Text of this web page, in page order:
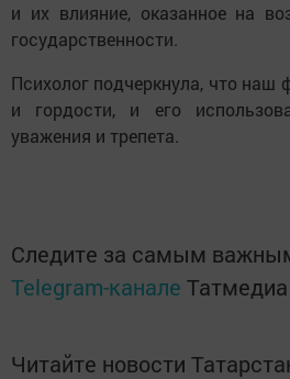
и их влияние, оказанное на
государственности.
Психолог подчеркнула, что наш
и гордости, и его
уважения и трепета.
Следите за самым
Telegram-канале Татмедиа
Читайте новости